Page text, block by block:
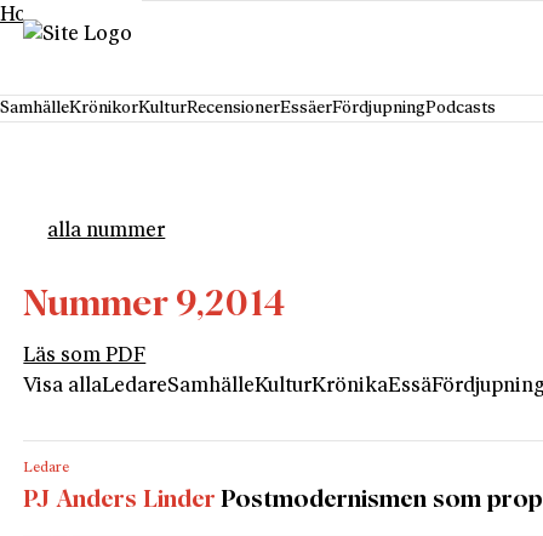
Hoppa till innehåll
SamhälleKrönikorKulturRecensionerEssäerFördjupningPodcasts
alla nummer
Nummer 9,2014
Läs som PDF
Visa allaLedareSamhälleKulturKrönikaEssä
Ledare
PJ Anders Linder Postmodernismen som